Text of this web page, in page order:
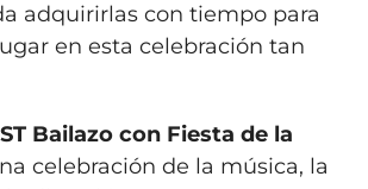
adquirirlas con tiempo para
en esta celebración tan
Bailazo con Fiesta de la
celebración de la música, la